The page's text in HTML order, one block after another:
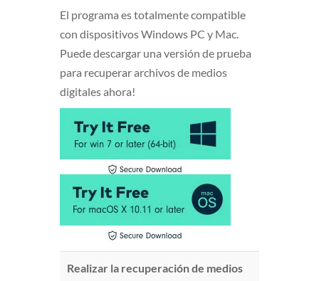
El programa es totalmente compatible
con dispositivos Windows PC y Mac.
Puede descargar una versión de prueba
para recuperar archivos de medios
digitales ahora!
Realizar la recuperación de medios